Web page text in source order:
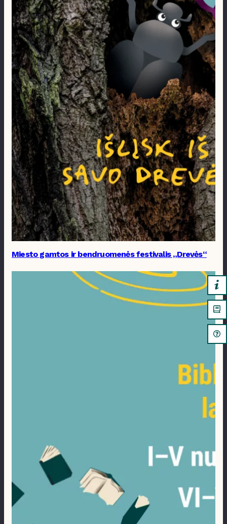
Miesto gamtos ir bendruomenės festivalis „Drevės“